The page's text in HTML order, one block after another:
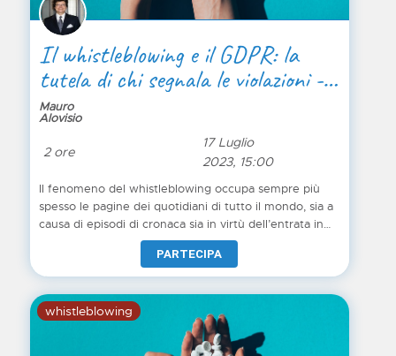
Il whistleblowing e il GDPR: la
tutela di chi segnala le violazioni -
Parte 3 di 3
Mauro
Alovisio
2 ore
17 Luglio
2023, 15:00
Il fenomeno del whistleblowing occupa sempre più
spesso le pagine dei quotidiani di tutto il mondo, sia a
causa di episodi di cronaca sia in virtù dell’entrata in
vigore della Direttiva Europea. Tuttavia sono ancora
molti i dubbi al riguardo: chi può essere considerato
un “whistleblower”? Quale può essere il contenuto di
una segnalazione anonima, affinché questa venga
considerata tale? Quali sono le tutele nei confronti dei
segnalanti, quali gli obblighi per le aziende italiane?
PARTECIPA
whistleblowing